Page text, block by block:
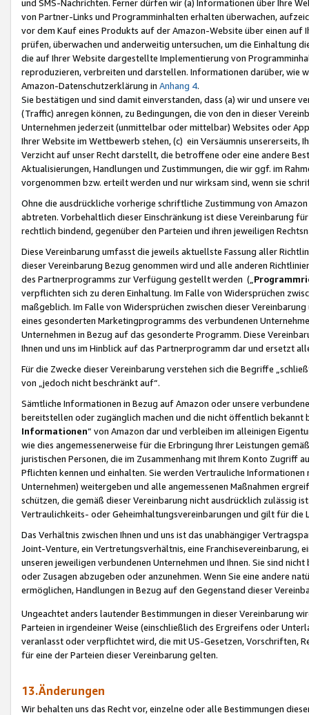
und SMS-Nachrichten. Ferner dürfen wir (a) Informationen über Ihre
von Partner-Links und Programminhalten erhalten überwachen,
vor dem Kauf eines Produkts auf der Amazon-Website über einen
prüfen, überwachen und anderweitig untersuchen, um die Einhaltung
die auf Ihrer Website dargestellte Implementierung von
reproduzieren, verbreiten und darstellen. Informationen darüber, wie
Amazon-Datenschutzerklärung in Anhang 4.
Sie bestätigen und sind damit einverstanden, dass (a) wir und
(Traffic) anregen können, zu Bedingungen, die von den in dieser
Unternehmen jederzeit (unmittelbar oder mittelbar) Websites oder
Ihrer Website im Wettbewerb stehen, (c) ein Versäumnis unsererseits,
Verzicht auf unser Recht darstellt, die betroffene oder eine andere
Aktualisierungen, Handlungen und Zustimmungen, die wir ggf. im
vorgenommen bzw. erteilt werden und nur wirksam sind, wenn sie
Ohne die ausdrückliche vorherige schriftliche Zustimmung von
abtreten. Vorbehaltlich dieser Einschränkung ist diese Vereinbarung
rechtlich bindend, gegenüber den Parteien und ihren jeweiligen
Diese Vereinbarung umfasst die jeweils aktuellste Fassung aller
dieser Vereinbarung Bezug genommen wird und alle anderen
des Partnerprogramms zur Verfügung gestellt werden („
verpflichten sich zu deren Einhaltung. Im Falle von Widersprüchen
maßgeblich. Im Falle von Widersprüchen zwischen dieser
eines gesonderten Marketingprogramms des verbundenen
Unternehmen in Bezug auf das gesonderte Programm. Diese
Ihnen und uns im Hinblick auf das Partnerprogramm dar und ersetzt
Für die Zwecke dieser Vereinbarung verstehen sich die Begriffe
von „jedoch nicht beschränkt auf“.
Sämtliche Informationen in Bezug auf Amazon oder unsere
bereitstellen oder zugänglich machen und die nicht öffentlich
Informationen“ von Amazon dar und verbleiben im alleinigen
wie dies angemessenerweise für die Erbringung Ihrer Leistungen
juristischen Personen, die im Zusammenhang mit Ihrem Konto
Pflichten kennen und einhalten. Sie werden Vertrauliche
Unternehmen) weitergeben und alle angemessenen Maßnahmen
schützen, die gemäß dieser Vereinbarung nicht ausdrücklich zulässig
Vertraulichkeits- oder Geheimhaltungsvereinbarungen und gilt für die
Das Verhältnis zwischen Ihnen und uns ist das unabhängiger
Joint-Venture, ein Vertretungsverhältnis, eine Franchisevereinbarung,
unseren jeweiligen verbundenen Unternehmen und Ihnen. Sie sind
oder Zusagen abzugeben oder anzunehmen. Wenn Sie eine andere
ermöglichen, Handlungen in Bezug auf den Gegenstand dieser
Ungeachtet anders lautender Bestimmungen in dieser Vereinbarung
Parteien in irgendeiner Weise (einschließlich des Ergreifens oder
veranlasst oder verpflichtet wird, die mit US-Gesetzen, Vorschriften,
für eine der Parteien dieser Vereinbarung gelten.
13.Änderungen
Wir behalten uns das Recht vor, einzelne oder alle Bestimmungen